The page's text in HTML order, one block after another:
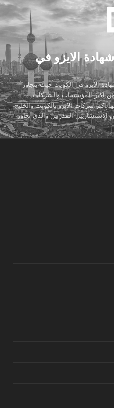
الايزو في
الايزو في الكويت حيث يتجاوز
من اكبر المؤسسات والشركات
اكبر شركات الايزو بالكويت والخليج
المدربين والذي تجاوز